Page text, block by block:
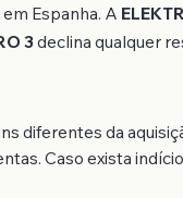
Espanha. A
3declina qualquer
diferentes da
Caso exista